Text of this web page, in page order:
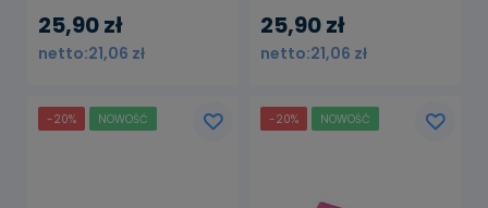
Orchideą/Precious Silk &
Oriental Orchids 25ml
25,90 zł
21,06 zł
Dzieciństwa/Mystical
Gardens 30 ml
25,90 zł
21,06 zł
-20% NOWOŚĆ -20% NOWOŚĆ